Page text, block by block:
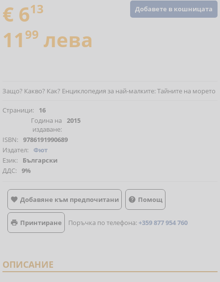
Добавете в кошницата
€ 613
11 99 лева
Защо? Какво? Как? Енциклопедия за най-малките: Тайните на морето
Страници:
16
Година на
издаване:
2015
ISBN: 9786191990689
Издател: Фют
Език:
Български
ДДС: 9%
 Добавяне към предпочитани  Помощ
 Принтиране Поръчка по телефона:+359 877 954 760
ОПИСАНИЕ